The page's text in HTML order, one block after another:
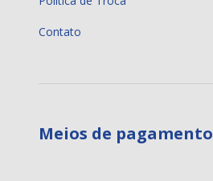
Contato
Meios de pagamento